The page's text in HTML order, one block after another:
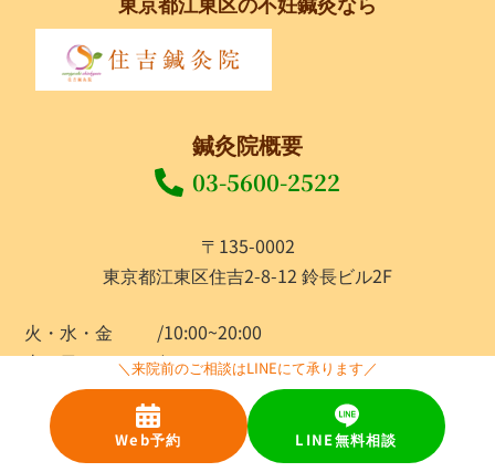
＼来院前のご相談はLINEにて承ります／
Web予約 LINE無料相談
鍼灸院概要
03-5600-2522
〒135-0002
東京都江東区住吉2-8-12 鈴長ビル2F
火・水・金
/10:00~20:00
土・日
/9:00~17:00
月・木・祝
/休診日
診療項目